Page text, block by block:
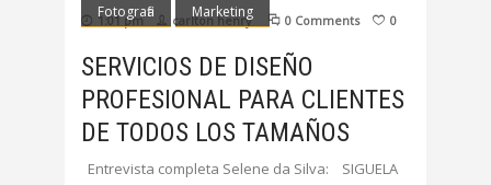
Fotografia Marketing
1:01 pm carlton henry 0 Comments 0
SERVICIOS DE DISEÑO
PROFESIONAL PARA CLIENTES
DE TODOS LOS TAMAÑOS
Entrevista completa Selene da Silva: SIGUELA